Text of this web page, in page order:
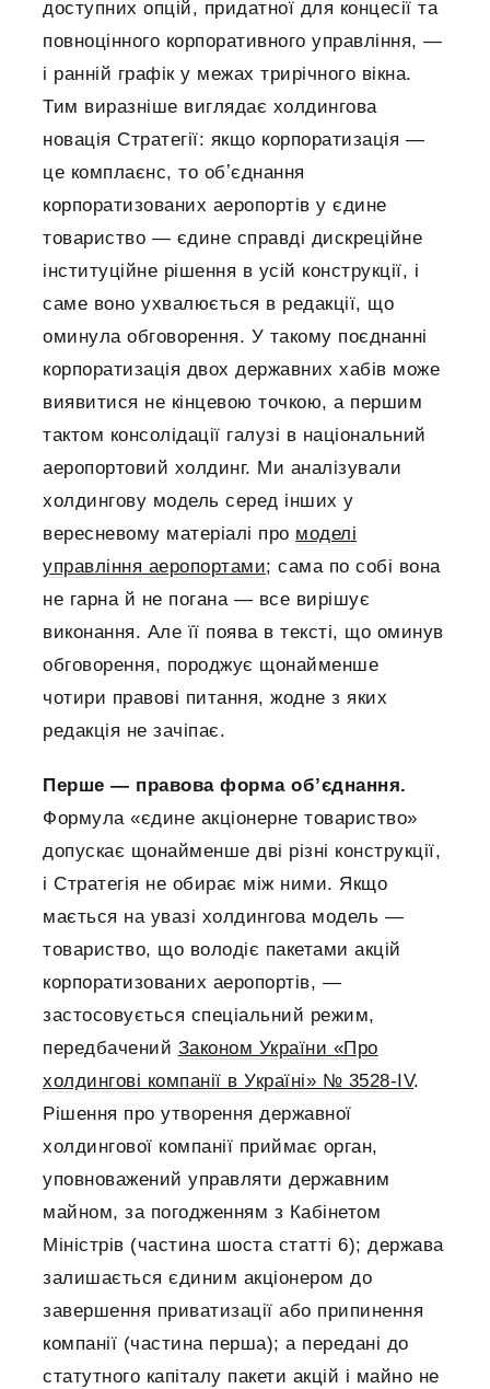
доступних опцій, придатної для концесії та
повноцінного корпоративного управління, —
і ранній графік у межах трирічного вікна.
Тим виразніше виглядає холдингова
новація Стратегії: якщо корпоратизація —
це комплаєнс, то обʼєднання
корпоратизованих аеропортів у єдине
товариство — єдине справді дискреційне
інституційне рішення в усій конструкції, і
саме воно ухвалюється в редакції, що
оминула обговорення. У такому поєднанні
корпоратизація двох державних хабів може
виявитися не кінцевою точкою, а першим
тактом консолідації галузі в національний
аеропортовий холдинг. Ми аналізували
холдингову модель серед інших у
вересневому матеріалі про моделі
управління аеропортами; сама по собі вона
не гарна й не погана — все вирішує
виконання. Але її поява в тексті, що оминув
обговорення, породжує щонайменше
чотири правові питання, жодне з яких
редакція не зачіпає.
Перше — правова форма обʼєднання.
Формула «єдине акціонерне товариство»
допускає щонайменше дві різні конструкції,
і Стратегія не обирає між ними. Якщо
мається на увазі холдингова модель —
товариство, що володіє пакетами акцій
корпоратизованих аеропортів, —
застосовується спеціальний режим,
передбачений Законом України «Про
холдингові компанії в Україні» № 3528-IV.
Рішення про утворення державної
холдингової компанії приймає орган,
уповноважений управляти державним
майном, за погодженням з Кабінетом
Міністрів (частина шоста статті 6); держава
залишається єдиним акціонером до
завершення приватизації або припинення
компанії (частина перша); а передані до
статутного капіталу пакети акцій і майно не